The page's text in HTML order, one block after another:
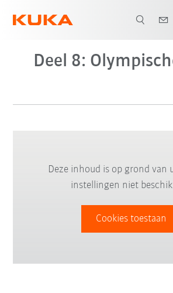
Deel 8:
Deze inhoud is op grond van
instellingen niet
Cookies toestaan